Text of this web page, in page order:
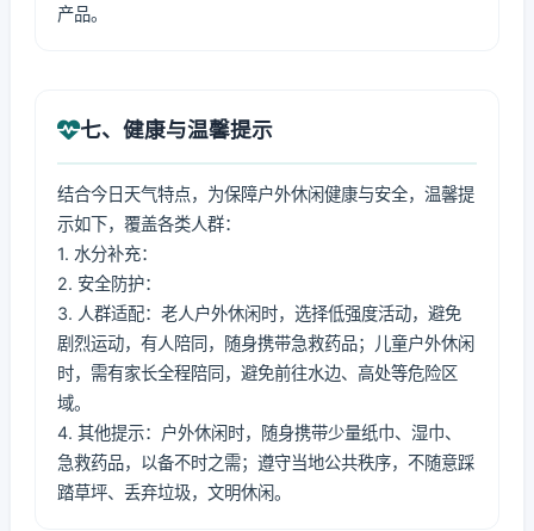
产品。
七、健康与温馨提示
结合今日天气特点，为保障户外休闲健康与安全，温馨提
示如下，覆盖各类人群：
1. 水分补充：
2. 安全防护：
3. 人群适配：老人户外休闲时，选择低强度活动，避免
剧烈运动，有人陪同，随身携带急救药品；儿童户外休闲
时，需有家长全程陪同，避免前往水边、高处等危险区
域。
4. 其他提示：户外休闲时，随身携带少量纸巾、湿巾、
急救药品，以备不时之需；遵守当地公共秩序，不随意踩
踏草坪、丢弃垃圾，文明休闲。